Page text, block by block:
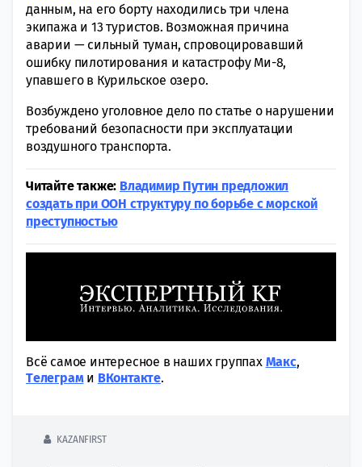
данным, на его борту находились три члена
экипажа и 13 туристов. Возможная причина
аварии — сильный туман, спровоцировавший
ошибку пилотирования и катастрофу Ми-8,
упавшего в Курильское озеро.
Возбуждено уголовное дело по статье о нарушении
требований безопасности при эксплуатации
воздушного транспорта.
Читайте также: Владимир Путин предложил
создать при ООН структуру по борьбе с морской
преступностью
Всё самое интересное в наших группах Макс,
Tелеграми ВКонтакте.
KAZANFIRST